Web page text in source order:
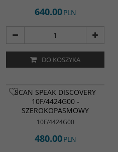
640.00PLN
DO KOSZYKA
SCAN SPEAK DISCOVERY
10F/4424G00 -
SZEROKOPASMOWY
10F/4424G00
480.00PLN